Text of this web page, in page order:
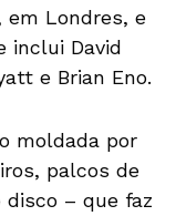
em Londres, e
inclui David
e Brian Eno.
moldada por
palcos de
– que faz